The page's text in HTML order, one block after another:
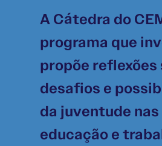
A Cátedra do
programa que
propõe reflexões
desafios e
da juventude
educação e